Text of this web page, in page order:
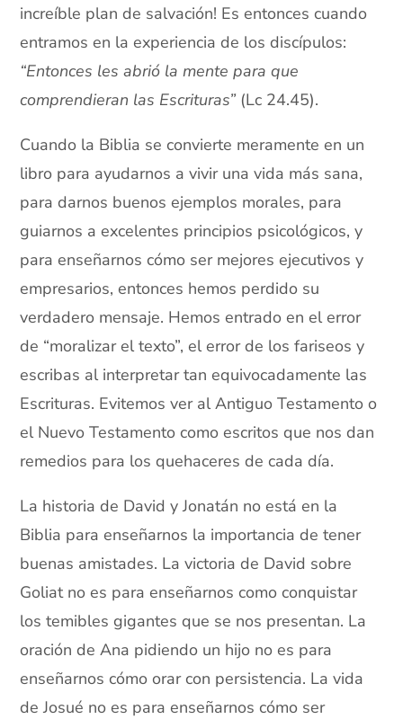
increíble plan de salvación! Es entonces cuando
entramos en la experiencia de los discípulos:
“Entonces les abrió la mente para que
comprendieran las Escrituras”(Lc 24.45).
Cuando la Biblia se convierte meramente en un
libro para ayudarnos a vivir una vida más sana,
para darnos buenos ejemplos morales, para
guiarnos a excelentes principios psicológicos, y
para enseñarnos cómo ser mejores ejecutivos y
empresarios, entonces hemos perdido su
verdadero mensaje. Hemos entrado en el error
de “moralizar el texto”, el error de los fariseos y
escribas al interpretar tan equivocadamente las
Escrituras. Evitemos ver al Antiguo Testamento o
el Nuevo Testamento como escritos que nos dan
remedios para los quehaceres de cada día.
La historia de David y Jonatán no está en la
Biblia para enseñarnos la importancia de tener
buenas amistades. La victoria de David sobre
Goliat no es para enseñarnos como conquistar
los temibles gigantes que se nos presentan. La
oración de Ana pidiendo un hijo no es para
enseñarnos cómo orar con persistencia. La vida
de Josué no es para enseñarnos cómo ser